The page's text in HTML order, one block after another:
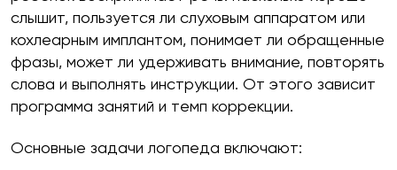
слышит, пользуется ли слуховым аппаратом или
кохлеарным имплантом, понимает ли обращенные
фразы, может ли удерживать внимание, повторять
слова и выполнять инструкции. От этого зависит
программа занятий и темп коррекции.
Основные задачи логопеда включают: